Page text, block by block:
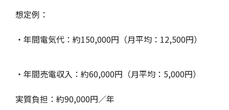
想定例：
・年間電気代：約150,000円（月平均：12,500円）
・年間売電収入：約60,000円（月平均：5,000円）
実質負担：約90,000円／年